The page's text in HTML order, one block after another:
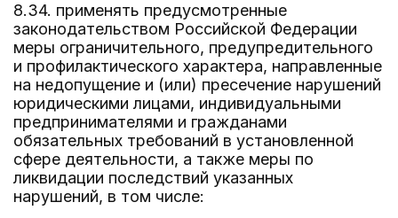
8.34. применять предусмотренные
законодательством Российской Федерации
меры ограничительного, предупредительного
и профилактического характера, направленные
на недопущение и (или) пресечение нарушений
юридическими лицами, индивидуальными
предпринимателями и гражданами
обязательных требований в установленной
сфере деятельности, а также меры по
ликвидации последствий указанных
нарушений, в том числе: